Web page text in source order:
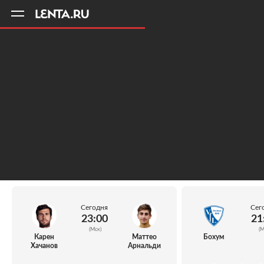
Карен
Хачанов
Сегодня
23:00
(Мск)
Маттео
Арнальди
Бохум